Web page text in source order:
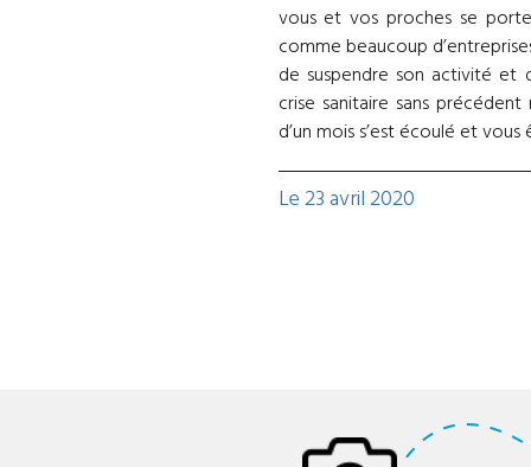
vous et vos proches se
comme beaucoup
de suspendre son activité et
crise sanitaire sans
d’un mois s’est écoulé et
Le 23 avril 2020